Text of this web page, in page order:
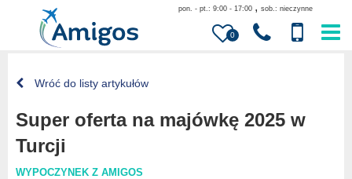
0
pon. - pt.: 9:00 - 17:00 , sob.: nieczynne
Wróć do listy artykułów
Super oferta na majówkę 2025 w
Turcji
WYPOCZYNEK Z AMIGOS